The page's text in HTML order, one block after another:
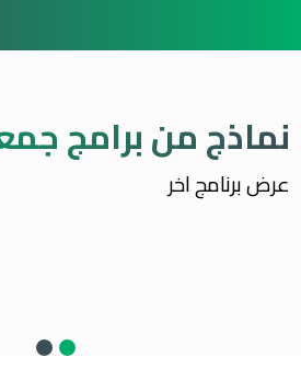
نماذج من برامج
عرض برنامج اخر